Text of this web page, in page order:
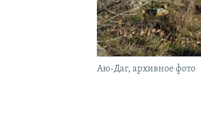
Аю-Даг, архивное фото